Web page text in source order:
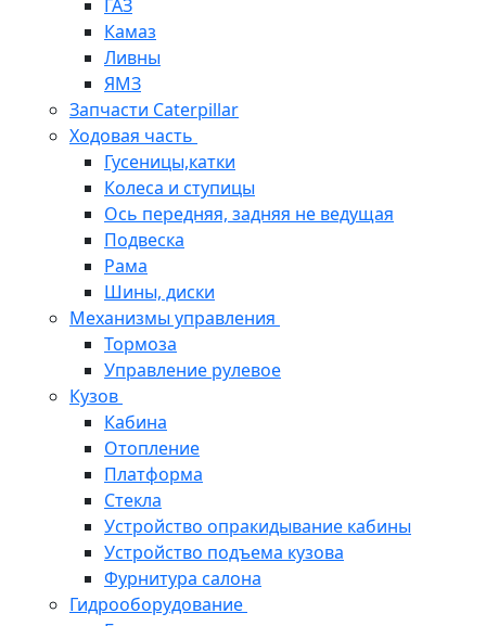
ГАЗ
Камаз
Ливны
ЯМЗ
Запчасти Caterpillar
Ходовая часть
Гусеницы,катки
Колеса и ступицы
Ось передняя, задняя не ведущая
Подвеска
Рама
Шины, диски
Механизмы управления
Тормоза
Управление рулевое
Кузов
Кабина
Отопление
Платформа
Стекла
Устройство опракидывание кабины
Устройство подъема кузова
Фурнитура салона
Гидрооборудование